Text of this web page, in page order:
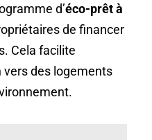
d’éco-prêt à
de financer
Cela facilite
des logements